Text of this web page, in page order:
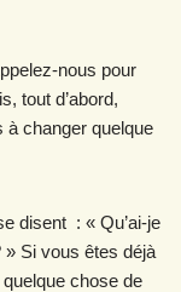
nous pour
tout d’abord,
changer quelque
disent : « Qu’ai-je
» Si vous êtes déjà
chose de